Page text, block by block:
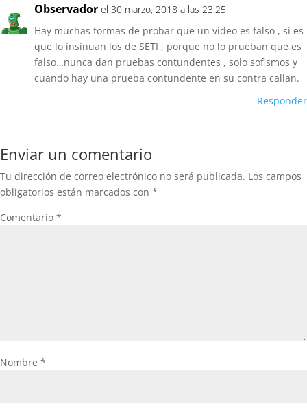
Observador el 30 marzo, 2018 a las 23:25
Hay muchas formas de probar que un video es falso , si es
que lo insinuan los de SETI , porque no lo prueban que es
falso…nunca dan pruebas contundentes , solo sofismos y
cuando hay una prueba contundente en su contra callan.
Responder
Enviar un comentario
Tu dirección de correo electrónico no será publicada. Los campos
obligatorios están marcados con *
Comentario *
Nombre *